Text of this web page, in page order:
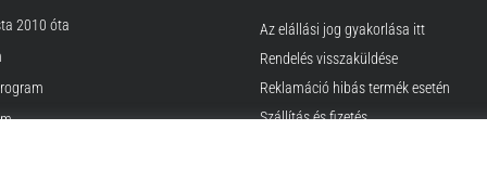
2010 óta
Az elállási jog gyakorlása itt
Rendelés visszaküldése
Reklamáció hibás termék esetén
Szállítás és fizetés